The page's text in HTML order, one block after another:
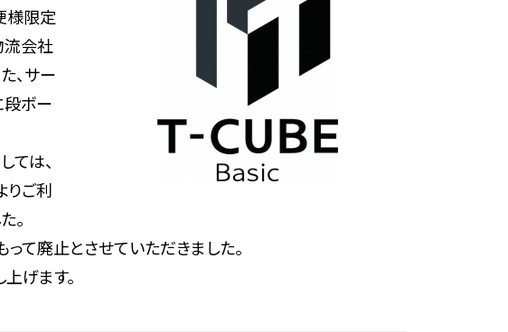
様限定
流会社
、サー
段ボー
ては、
りご利
。
て廃止とさせていただきました。
げます。